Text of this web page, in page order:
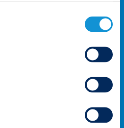
over vier rayons en worden
organisatie. Zo heb je altijd een